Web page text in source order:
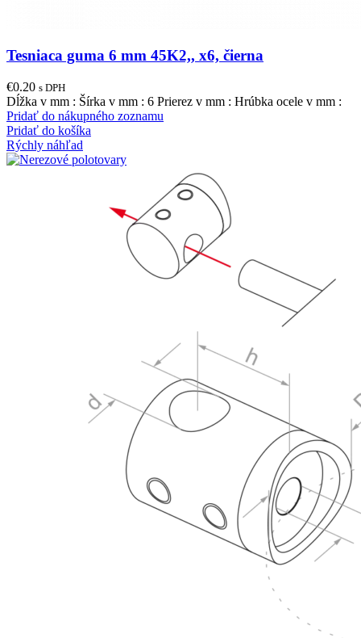
Tesniaca guma 6 mm 45K2,, x6, čierna
€0.20 s DPH
Dĺžka v mm : Šírka v mm : 6 Prierez v mm : Hrúbka ocele v mm :
Pridať do nákupného zoznamu
Pridať do košíka
Rýchly náhľad